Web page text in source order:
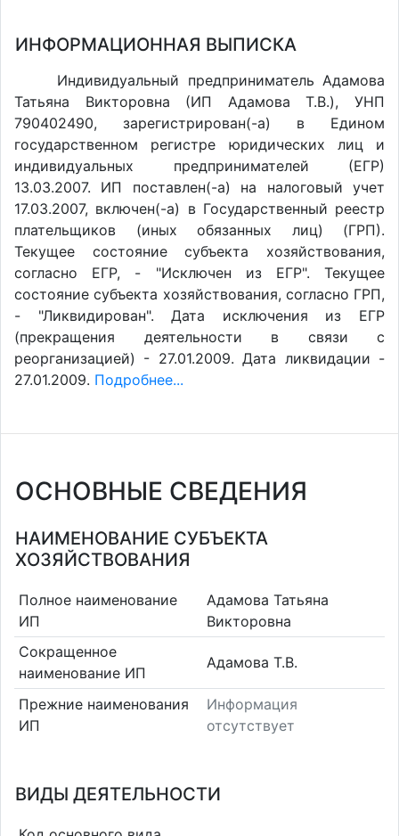
ИНФОРМАЦИОННАЯ ВЫПИСКА
Индивидуальный предприниматель Адамова
Татьяна Викторовна (ИП Адамова Т.В.), УНП
790402490, зарегистрирован(-а) в Едином
государственном регистре юридических лиц и
индивидуальных предпринимателей (ЕГР)
13.03.2007. ИП поставлен(-a) на налоговый учет
17.03.2007, включен(-a) в Государственный реестр
плательщиков (иных обязанных лиц) (ГРП).
Текущее состояние субъекта хозяйствования,
согласно ЕГР, - "Исключен из ЕГР". Текущее
состояние субъекта хозяйствования, согласно ГРП,
- "Ликвидирован". Дата исключения из ЕГР
(прекращения деятельности в связи с
реорганизацией) - 27.01.2009. Дата ликвидации -
27.01.2009. Подробнее...
ОСНОВНЫЕ СВЕДЕНИЯ
НАИМЕНОВАНИЕ СУБЪЕКТА
ХОЗЯЙСТВОВАНИЯ
Полное наименование
ИП
Адамова Татьяна
Викторовна
Сокращенное
наименование ИП
Адамова Т.В.
Прежние наименования
ИП
Информация
отсутствует
ВИДЫ ДЕЯТЕЛЬНОСТИ